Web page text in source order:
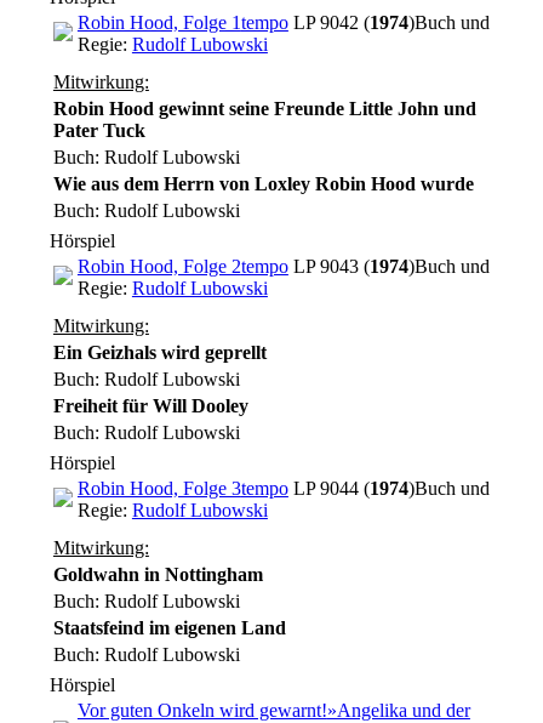
Robin Hood, Folge 1tempoLP 9042 (1974)Buch und
Regie: Rudolf Lubowski
Mitwirkung:
Robin Hood gewinnt seine Freunde Little John und
Pater Tuck
Buch: Rudolf Lubowski
Wie aus dem Herrn von Loxley Robin Hood wurde
Buch: Rudolf Lubowski
Hörspiel
Robin Hood, Folge 2tempoLP 9043 (1974)Buch und
Regie: Rudolf Lubowski
Mitwirkung:
Ein Geizhals wird geprellt
Buch: Rudolf Lubowski
Freiheit für Will Dooley
Buch: Rudolf Lubowski
Hörspiel
Robin Hood, Folge 3tempoLP 9044 (1974)Buch und
Regie: Rudolf Lubowski
Mitwirkung:
Goldwahn in Nottingham
Buch: Rudolf Lubowski
Staatsfeind im eigenen Land
Buch: Rudolf Lubowski
Hörspiel
Vor guten Onkeln wird gewarnt!»Angelika und der